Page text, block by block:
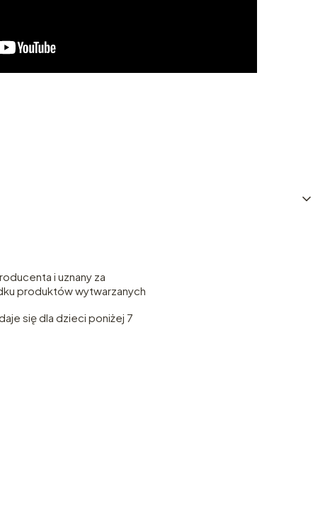
i uznany za
produktów wytwarzanych
się dla dzieci poniżej 7